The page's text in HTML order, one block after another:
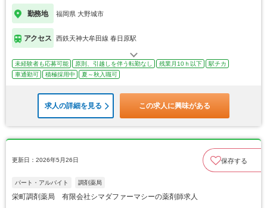
勤務地 福岡県 大野城市
アクセス 西鉄天神大牟田線 春日原駅
未経験者も応募可能 原則、引越しを伴う転勤なし 残業月10ｈ以下
駅チカ
車通勤可
積極採用中 夏～秋入職可
求人の詳細を見る この求人に興味がある
更新日：2026年5月26日 保存する
パート・アルバイト 調剤薬局
栄町調剤薬局 有限会社シマダファーマシーの薬剤師求人